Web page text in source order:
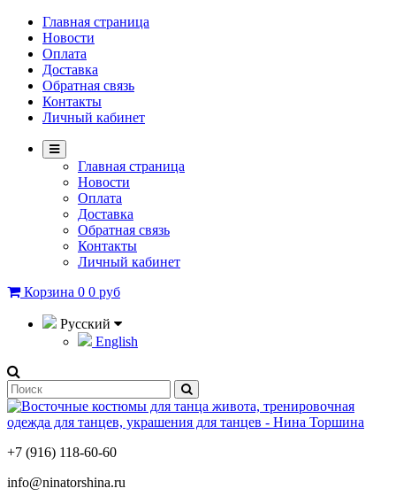
Главная страница
Новости
Оплата
Доставка
Обратная связь
Контакты
Личный кабинет
Главная страница
Новости
Оплата
Доставка
Обратная связь
Контакты
Личный кабинет
Корзина 0 0 руб
Русский
English
+7 (916) 118-60-60
info@ninatorshina.ru